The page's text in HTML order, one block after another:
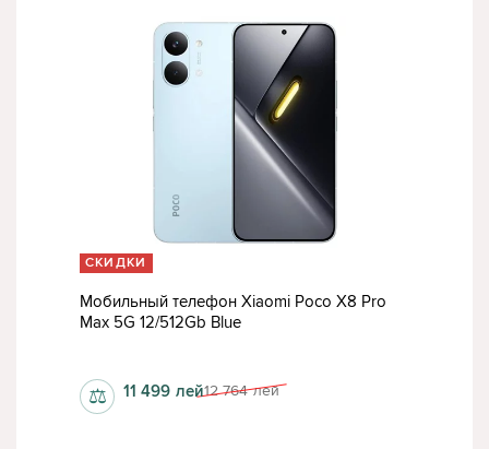
СКИДКИ
Мобильный телефон Xiaomi Poco X8 Pro
Max 5G 12/512Gb Blue
1280x2772 пкс 12 764 лей
11 499 лей
⚖